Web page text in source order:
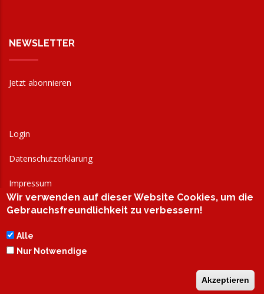
NEWSLETTER
Jetzt abonnieren
Login
Datenschutzerklärung
Impressum
AGB
Wir verwenden auf dieser Website Cookies, um die
Gebrauchsfreundlichkeit zu verbessern!
Alle
Nur Notwendige
Akzeptieren